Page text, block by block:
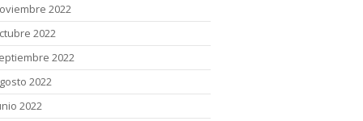
2022
2022
2022
2022
2022